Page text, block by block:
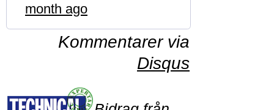
month ago
Kommentarer via
Disqus